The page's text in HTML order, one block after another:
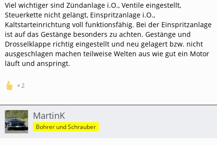
Viel wichtiger sind Zündanlage i.O., Ventile eingestellt,
Steuerkette nicht gelängt, Einspritzanlage i.O.,
Kaltstarteinrichtung voll funktionsfähig. Bei der Einspritzanlage
ist auf das Gestänge besonders zu achten. Gestänge und
Drosselklappe richtig eingestellt und neu gelagert bzw. nicht
ausgeschlagen machen teilweise Welten aus wie gut ein Motor
läuft und anspringt.
2
MartinK
Bohrer und Schrauber